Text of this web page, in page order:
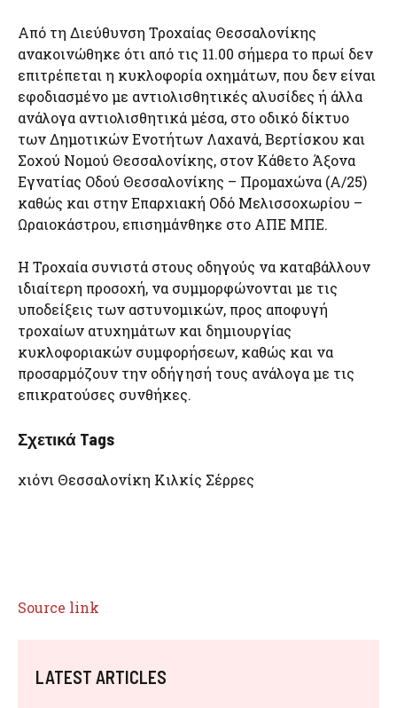
Από τη Διεύθυνση Τροχαίας Θεσσαλονίκης
ανακοινώθηκε ότι από τις 11.00 σήμερα το πρωί δεν
επιτρέπεται η κυκλοφορία οχημάτων, που δεν είναι
εφοδιασμένο με αντιολισθητικές αλυσίδες ή άλλα
ανάλογα αντιολισθητικά μέσα, στο οδικό δίκτυο
των Δημοτικών Ενοτήτων Λαχανά, Βερτίσκου και
Σοχού Νομού Θεσσαλονίκης, στον Κάθετο Άξονα
Εγνατίας Οδού Θεσσαλονίκης – Προμαχώνα (Α/25)
καθώς και στην Επαρχιακή Οδό Μελισσοχωρίου –
Ωραιοκάστρου, επισημάνθηκε στο ΑΠΕ ΜΠΕ.
Η Τροχαία συνιστά στους οδηγούς να καταβάλλουν
ιδιαίτερη προσοχή, να συμμορφώνονται με τις
υποδείξεις των αστυνομικών, προς αποφυγή
τροχαίων ατυχημάτων και δημιουργίας
κυκλοφοριακών συμφορήσεων, καθώς και να
προσαρμόζουν την οδήγησή τους ανάλογα με τις
επικρατούσες συνθήκες.
Σχετικά Tags
χιόνι Θεσσαλονίκη Κιλκίς Σέρρες
Source link
LATEST ARTICLES